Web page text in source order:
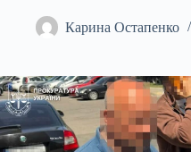
Карина Остапенко